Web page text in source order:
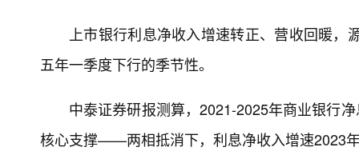
上市银行利息净收入增速转正、营收回暖
五年一季度下行的季节性。
中泰证券研报测算，2021-2025年商业银行
核心支撑——两相抵消下，利息净收入增速2023